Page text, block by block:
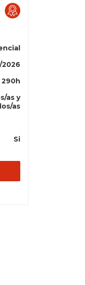
2026
290h
as y
as
Si